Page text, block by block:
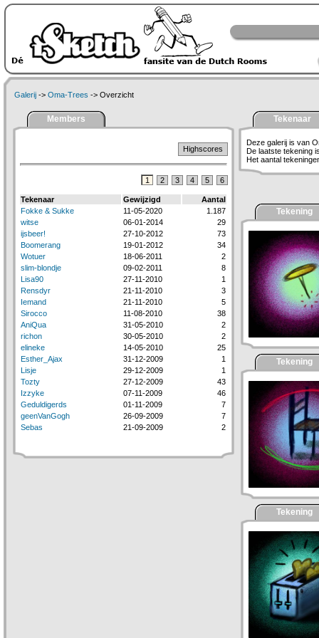
Galerij -> Oma-Trees -> Overzicht
Members
Highscores
1 2 3 4 5 6
Tekenaar Gewijzigd
Aantal
Fokke & Sukke
11-05-2020
1.187
witse
06-01-2014
29
ijsbeer!
27-10-2012
73
Boomerang
19-01-2012
34
Wotuer
18-06-2011
2
slim-blondje
09-02-2011
8
Lisa90
27-11-2010
1
Rensdyr
21-11-2010
3
Iemand
21-11-2010
5
Sirocco
11-08-2010
38
AniQua
31-05-2010
2
richon
30-05-2010
2
elineke
14-05-2010
25
Esther_Ajax
31-12-2009
1
Lisje
29-12-2009
1
Tozty
27-12-2009
43
Izzyke
07-11-2009
46
Geduldigerds
01-11-2009
7
geenVanGogh
26-09-2009
7
Sebas
21-09-2009 2
Tekenaar
Deze galerij is van
De laatste tekening
Het aantal
Tekening
Tekening
Tekening